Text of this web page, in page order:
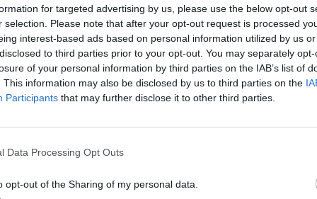
for targeted advertising by us, please use the below opt-out
selection. Please note that after your opt-out request is processed
interest-based ads based on personal information utilized by us
to third parties prior to your opt-out. You may separately
of your personal information by third parties on the IAB’s list of
This information may also be disclosed by us to third parties on the
Participants that may further disclose it to other third parties.
Data Processing Opt Outs
opt-out of the Sharing of my personal data.
ήδη σε διαδικασία δημοπράτησης ή έχουν
τους αναμένεται να ξεκινήσουν το προσεχές
ότι η αναβάθμιση των χώρων
για τον Δήμο Μυτιλήνης, που
και κοινωνικής αξίας.
ένα δίκτυο ασφαλών, σύγχρονων
χαρών που βελτιώνουν την ποιότητα
τους, δημιουργώντας γειτονιές πιο